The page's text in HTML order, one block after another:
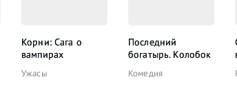
Корни: Сага о
вампирах
Ужасы
Последний
богатырь. Колобок
Комедия